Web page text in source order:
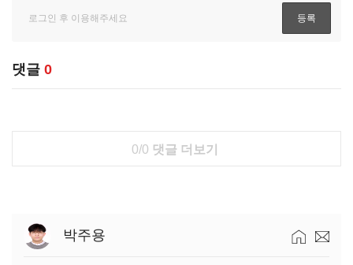
댓글 0
0/0 댓글 더보기
박주용